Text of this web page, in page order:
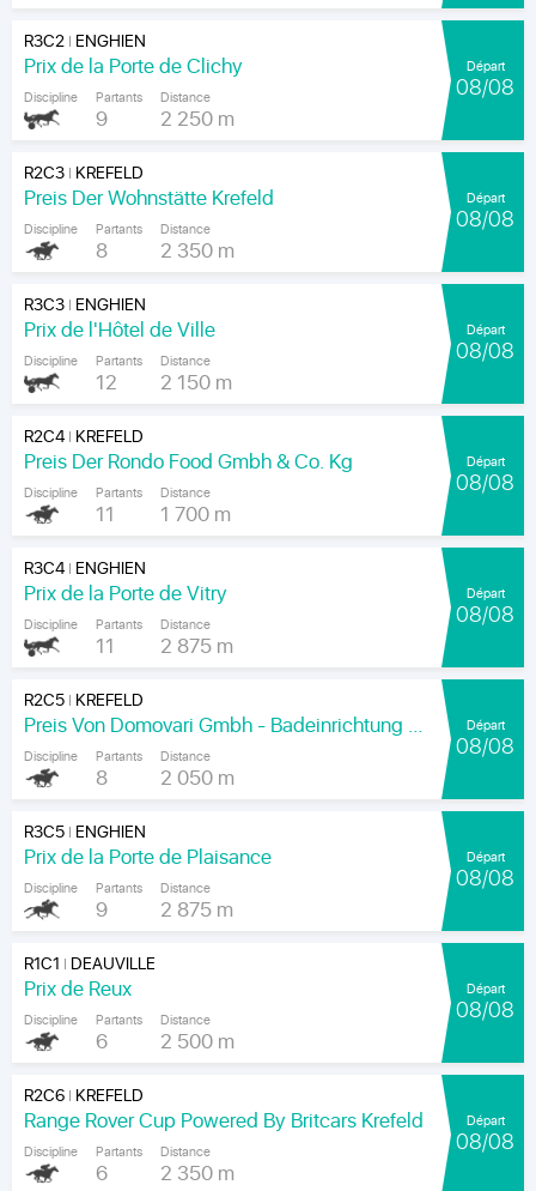
R3C2| ENGHIEN
Prix de la Porte de Clichy
Discipline Partants
9
Distance
2 250 m
Départ
08/08
R2C3| KREFELD
Preis Der Wohnstätte Krefeld
Discipline Partants
8
Distance
2 350 m
Départ
08/08
R3C3| ENGHIEN
Prix de l'Hôtel de Ville
Discipline Partants
12
Distance
2 150 m
Départ
08/08
R2C4| KREFELD
Preis Der Rondo Food Gmbh & Co. Kg
Discipline Partants
11
Distance
1 700 m
Départ
08/08
R3C4| ENGHIEN
Prix de la Porte de Vitry
Discipline Partants
11
Distance
2 875 m
Départ
08/08
R2C5| KREFELD
Preis Von Domovari Gmbh - Badeinrichtung Auf Mass
Discipline Partants
8
Distance
2 050 m
Départ
08/08
R3C5| ENGHIEN
Prix de la Porte de Plaisance
Discipline Partants
9
Distance
2 875 m
Départ
08/08
R1C1 | DEAUVILLE
Prix de Reux
Discipline Partants
6
Distance
2 500 m
Départ
08/08
R2C6| KREFELD
Range Rover Cup Powered By Britcars Krefeld
Discipline Partants
6
Distance
2 350 m
Départ
08/08